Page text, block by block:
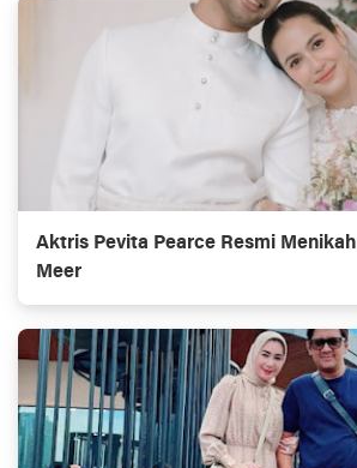
Aktris Pevita Pearce Resmi
Meer